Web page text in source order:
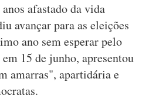
afastado da vida
avançar para as eleições
ano sem esperar pelo
15 de junho, apresentou
amarras", apartidária e